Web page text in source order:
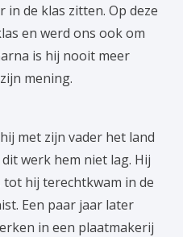
in de klas zitten. Op deze
en werd ons ook om
is hij nooit meer
mening.
met zijn vader het land
werk hem niet lag. Hij
hij terechtkwam in de
Een paar jaar later
in een plaatmakerij